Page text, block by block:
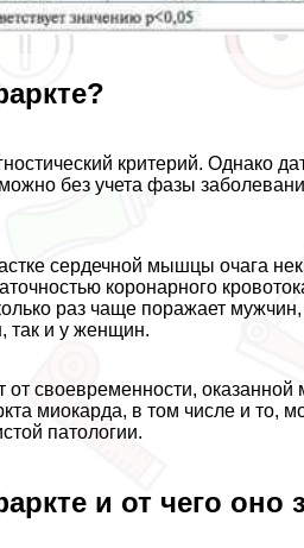
критерий. Однако
без учета фазы
сердечной мышцы очага
коронарного
раз чаще поражает
так и у женщин.
от своевременности,
миокарда, в том числе и то,
патологии.
и от чего оно